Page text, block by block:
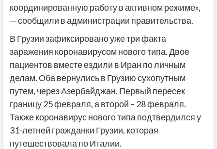
координированную работу в активном режиме»,
— сообщили в администрации правительства.
В Грузии зафиксировано уже три факта
заражения коронавирусом нового типа. Двое
пациентов вместе ездили в Иран по личным
делам. Оба вернулись в Грузию сухопутным
путем, через Азербайджан. Первый пересек
границу 25 февраля, а второй – 28 февраля.
Также коронавирус нового типа подтвердился у
31-летней гражданки Грузии, которая
путешествовала по Италии.